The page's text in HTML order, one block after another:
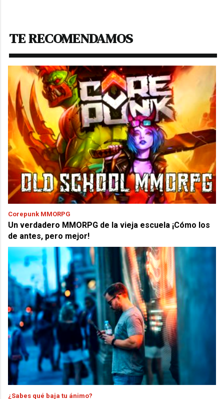
TE RECOMENDAMOS
Corepunk MMORPG
Un verdadero MMORPG de la vieja escuela ¡Cómo los
de antes, pero mejor!
¿Sabes qué baja tu ánimo?